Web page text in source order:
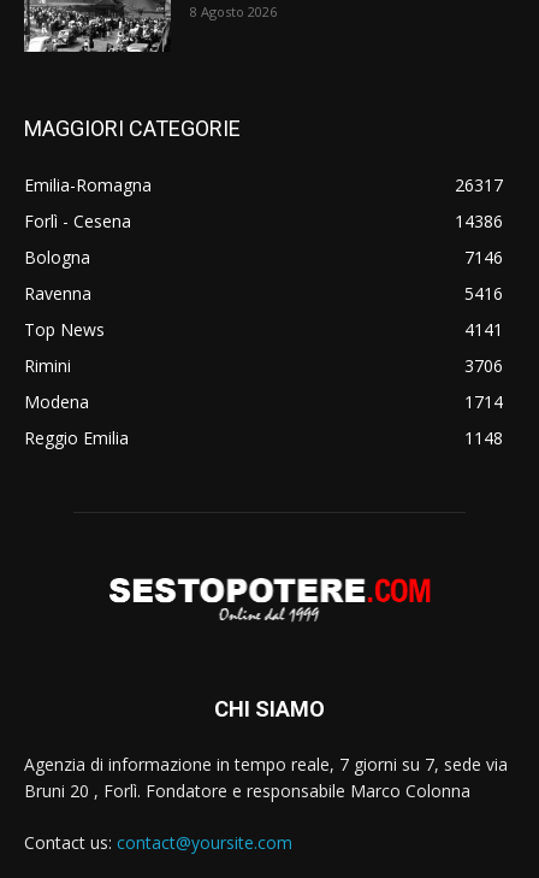
8 Agosto 2026
MAGGIORI CATEGORIE
Emilia-Romagna
26317
Forlì - Cesena
14386
Bologna
7146
Ravenna
5416
Top News
4141
Rimini
3706
Modena
1714
Reggio Emilia
1148
CHI SIAMO
Agenzia di informazione in tempo reale, 7 giorni su 7, sede via
Bruni 20 , Forlì. Fondatore e responsabile Marco Colonna
Contact us: contact@yoursite.com